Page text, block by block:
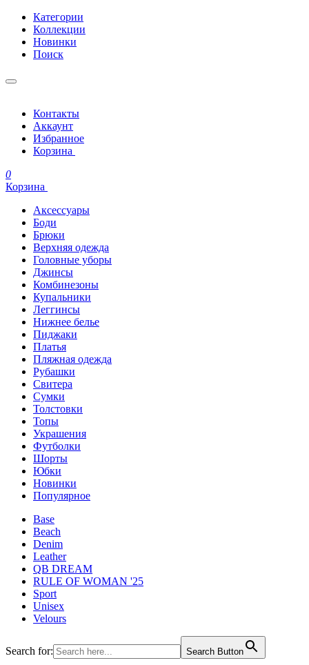
Категории
Коллекции
Новинки
Поиск
Контакты
Аккаунт
Избранное
Корзина
0
Корзина
Аксессуары
Боди
Брюки
Верхняя одежда
Головные уборы
Джинсы
Комбинезоны
Купальники
Леггинсы
Нижнее белье
Пиджаки
Платья
Пляжная одежда
Рубашки
Свитера
Сумки
Толстовки
Топы
Украшения
Футболки
Шорты
Юбки
Новинки
Популярное
Base
Beach
Denim
Leather
QB DREAM
RULE OF WOMAN '25
Sport
Unisex
Velours
Search for: Search Button